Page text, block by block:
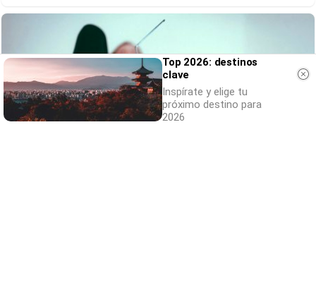
Top 2026: destinos
clave
Inspírate y elige tu
próximo destino para
2026